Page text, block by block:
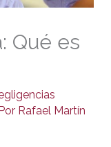
Qué es
Rafael Martín